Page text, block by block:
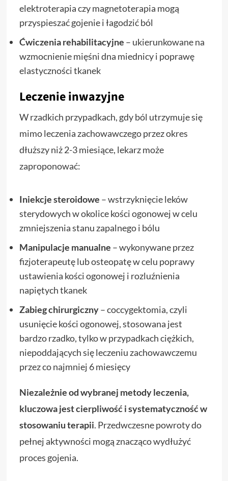
elektroterapia czy magnetoterapia mogą
przyspieszać gojenie i łagodzić ból
Ćwiczenia rehabilitacyjne – ukierunkowane na
wzmocnienie mięśni dna miednicy i poprawę
elastyczności tkanek
Leczenie inwazyjne
W rzadkich przypadkach, gdy ból utrzymuje się
mimo leczenia zachowawczego przez okres
dłuższy niż 2-3 miesiące, lekarz może
zaproponować:
Iniekcje steroidowe – wstrzyknięcie leków
sterydowych w okolice kości ogonowej w celu
zmniejszenia stanu zapalnego i bólu
Manipulacje manualne – wykonywane przez
fizjoterapeutę lub osteopatę w celu poprawy
ustawienia kości ogonowej i rozluźnienia
napiętych tkanek
Zabieg chirurgiczny– coccygektomia, czyli
usunięcie kości ogonowej, stosowana jest
bardzo rzadko, tylko w przypadkach ciężkich,
niepoddających się leczeniu zachowawczemu
przez co najmniej 6 miesięcy
Niezależnie od wybranej metody leczenia,
kluczowa jest cierpliwość i systematyczność w
stosowaniu terapii. Przedwczesne powroty do
pełnej aktywności mogą znacząco wydłużyć
proces gojenia.